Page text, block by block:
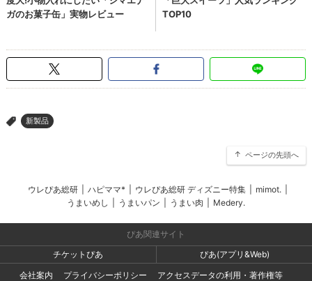
> 新製品
ページの先頭へ
ウレぴあ総研 ハピママ* ウレぴあ総研 ディズニー特集 mimot.
うまいめし
うまいパン うまい肉 Medery.
ぴあ関連サイト
チケットぴあ
ぴあ(アプリ&Web)
会社案内
プライバシーポリシー アクセスデータの利用・著作権等